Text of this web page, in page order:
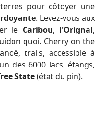
pour côtoyer une
. Levez-vous aux
le Caribou, l'Orignal,
quoi. Cherry on the
trails, accessible à
des 6000 lacs, étangs,
State(état du pin).